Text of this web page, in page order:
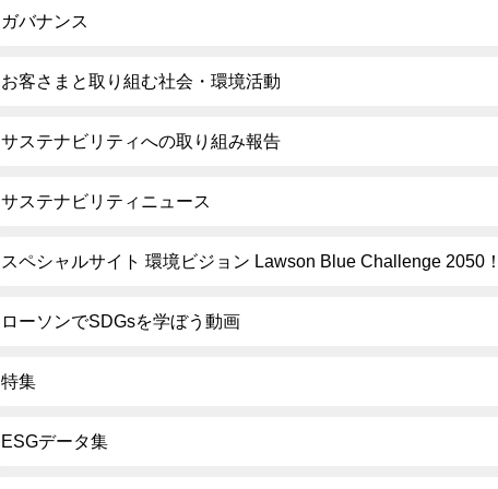
ガバナンス
お客さまと取り組む社会・環境活動
サステナビリティへの取り組み報告
サステナビリティニュース
スペシャルサイト 環境ビジョン Lawson Blue Challenge 2050
ローソンでSDGsを学ぼう動画
特集
ESGデータ集